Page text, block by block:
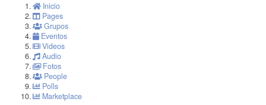
Inicio
Pages
Grupos
Eventos
Videos
Audio
Fotos
People
Polls
Marketplace